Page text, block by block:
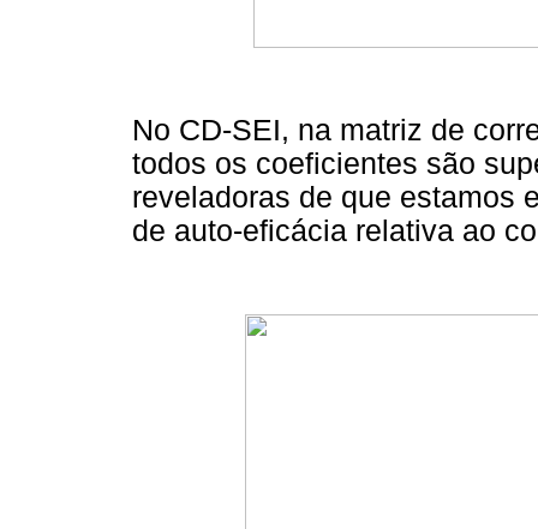
No CD-SEI, na matriz de
todos os coeficientes são
reveladoras de que estamos
de auto-eficácia relativa ao